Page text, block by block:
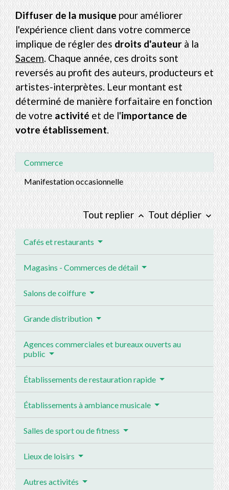
Diffuser de la musiquepour améliorer
l'expérience client dans votre commerce
implique de régler desdroits d'auteurà la
Sacem. Chaque année, ces droits sont
reversés au profit des auteurs, producteurs et
artistes-interprètes. Leur montant est
déterminé de manière forfaitaire en fonction
de votreactivitéet de l'importance de
votre établissement.
Commerce
Manifestation occasionnelle
Tout replier keyboard_arrow_up Tout déplier keyboard_arrow_down
Cafés et restaurants
Magasins - Commerces de détail
Salons de coiffure
Grande distribution
Agences commerciales et bureaux ouverts au
public
Établissements de restauration rapide
Établissements à ambiance musicale
Salles de sport ou de fitness
Lieux de loisirs
Autres activités